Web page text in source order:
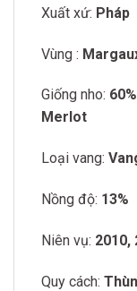
Xuất xứ: Pháp
Vùng :
Giống nho:
Merlot
Loại vang:
Nồng độ: 13%
Niên vụ: 2010,
Quy cách: